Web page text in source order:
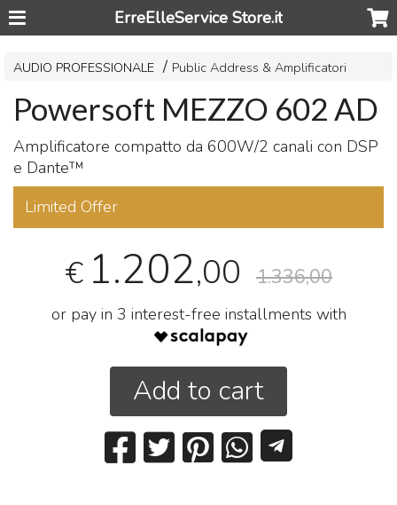
ErreElleService Store.it
AUDIO PROFESSIONALE Public Address & Amplificatori
Powersoft MEZZO 602 AD
Amplificatore compatto da 600W/2 canali con DSP
e Dante™
Limited Offer
€ 1.202,00 1.336,00
or pay in 3 interest-free installments with
Add to cart